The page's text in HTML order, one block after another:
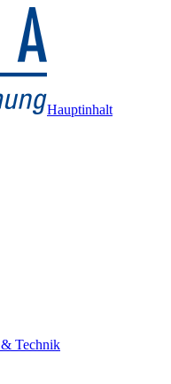
Hauptinhalt
Technik